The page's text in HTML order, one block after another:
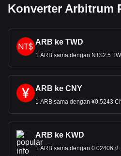
Konverter Arbitrum
ARB ke TWD
1 ARB sama dengan NT$2.5
ARB ke CNY
1 ARB sama dengan ¥0.5243
ARB ke KWD